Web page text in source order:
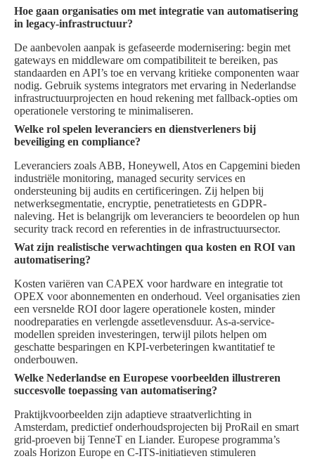
Hoe gaan organisaties om met integratie van automatisering
in legacy-infrastructuur?
De aanbevolen aanpak is gefaseerde modernisering: begin met
gateways en middleware om compatibiliteit te bereiken, pas
standaarden en API’s toe en vervang kritieke componenten waar
nodig. Gebruik systems integrators met ervaring in Nederlandse
infrastructuurprojecten en houd rekening met fallback-opties om
operationele verstoring te minimaliseren.
Welke rol spelen leveranciers en dienstverleners bij
beveiliging en compliance?
Leveranciers zoals ABB, Honeywell, Atos en Capgemini bieden
industriële monitoring, managed security services en
ondersteuning bij audits en certificeringen. Zij helpen bij
netwerksegmentatie, encryptie, penetratietests en GDPR-
naleving. Het is belangrijk om leveranciers te beoordelen op hun
security track record en referenties in de infrastructuursector.
Wat zijn realistische verwachtingen qua kosten en ROI van
automatisering?
Kosten variëren van CAPEX voor hardware en integratie tot
OPEX voor abonnementen en onderhoud. Veel organisaties zien
een versnelde ROI door lagere operationele kosten, minder
noodreparaties en verlengde assetlevensduur. As-a-service-
modellen spreiden investeringen, terwijl pilots helpen om
geschatte besparingen en KPI-verbeteringen kwantitatief te
onderbouwen.
Welke Nederlandse en Europese voorbeelden illustreren
succesvolle toepassing van automatisering?
Praktijkvoorbeelden zijn adaptieve straatverlichting in
Amsterdam, predictief onderhoudsprojecten bij ProRail en smart
grid-proeven bij TenneT en Liander. Europese programma’s
zoals Horizon Europe en C-ITS-initiatieven stimuleren